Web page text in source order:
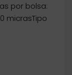
por bolsa:
micrasTipo